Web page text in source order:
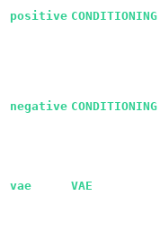
positive CONDITIONING
negative CONDITIONING
vae VAE